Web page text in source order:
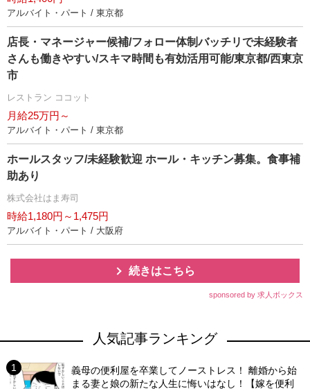
アルバイト・パート / 東京都
店長・マネージャー候補/フォロー体制バッチリで未経験者
さんも働きやすい/スキマ時間も有効活用可能/東京都/西東京
市
レストラン ココット
月給25万円～
アルバイト・パート / 東京都
ホールスタッフ/未経験歓迎 ホール・キッチン募集。食事補
助あり
株式会社はま寿司
時給1,180円～1,475円
アルバイト・パート / 大阪府
続きはこちら
sponsored by 求人ボックス
人気記事ランキング
義母の便利屋を卒業してノーストレス！ 離婚から始
まる妻と娘の新たな人生に悔いはなし！【嫁を便利